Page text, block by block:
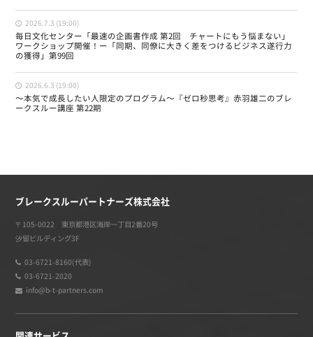
2026.7.3 (19:00)
毎日文化センター「最速の企画書作成 第2回 チャートにもう悩まない」
ワークショップ開催！ー「同期、同僚に大きく差をつけるビジネス遂行力
の獲得」第99回
2026.6.3 (19:00)
〜本気で成長したい人限定のプログラム〜『ゼロ秒思考』赤羽雄二のブレ
ークスルー講座 第22期
ブレークスルーパートナーズ株式会社
〒105-0022 東京都港区海岸一丁目2番20号
汐留ビルディング3F
03-6721-8160(代表)
03-6721-2020
info@b-t-partners.com